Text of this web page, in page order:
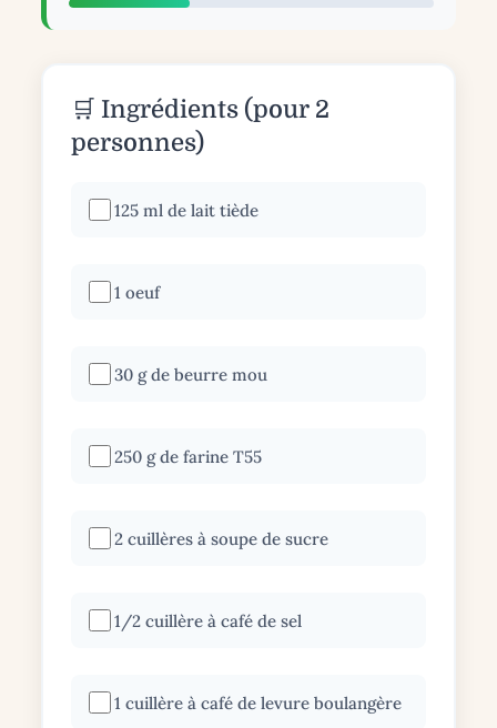
🛒 Ingrédients (pour 2
personnes)
125 ml de lait tiède
1 oeuf
30 g de beurre mou
250 g de farine T55
2 cuillères à soupe de sucre
1/2 cuillère à café de sel
1 cuillère à café de levure boulangère